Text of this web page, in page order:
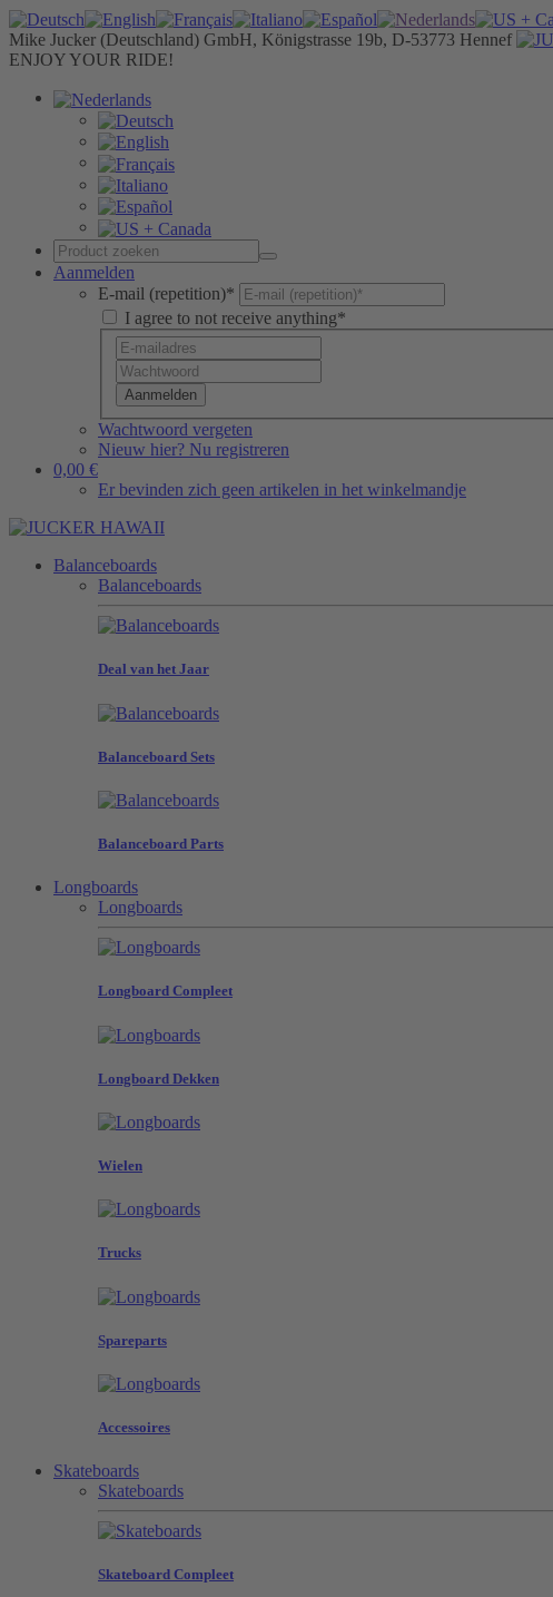
Mike Jucker (Deutschland) GmbH, Königstrasse 19b, D-53773 Hennef
ENJOY YOUR RIDE!
Aanmelden
E-mail (repetition)*
I agree to not receive anything*
Aanmelden
Wachtwoord vergeten
Nieuw hier? Nu registreren
0,00 €
Er bevinden zich geen artikelen in het winkelmandje
Balanceboards
Balanceboards
Deal van het Jaar
Balanceboard Sets
Balanceboard Parts
Longboards
Longboards
Longboard Compleet
Longboard Dekken
Wielen
Trucks
Spareparts
Accessoires
Skateboards
Skateboards
Skateboard Compleet